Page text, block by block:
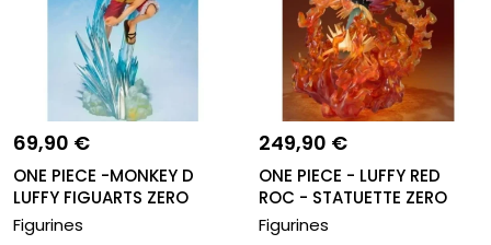
69,90 €
ONE PIECE -MONKEY D
LUFFY FIGUARTS ZERO
Figurines
249,90 €
ONE PIECE - LUFFY RED
ROC - STATUETTE ZERO
EXTRA B...
Figurines